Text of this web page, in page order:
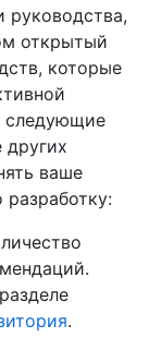
руководства,
открытый
которые
следующие
ваше
разработку:
.